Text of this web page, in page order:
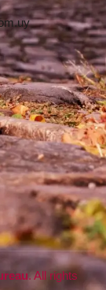
. All rights